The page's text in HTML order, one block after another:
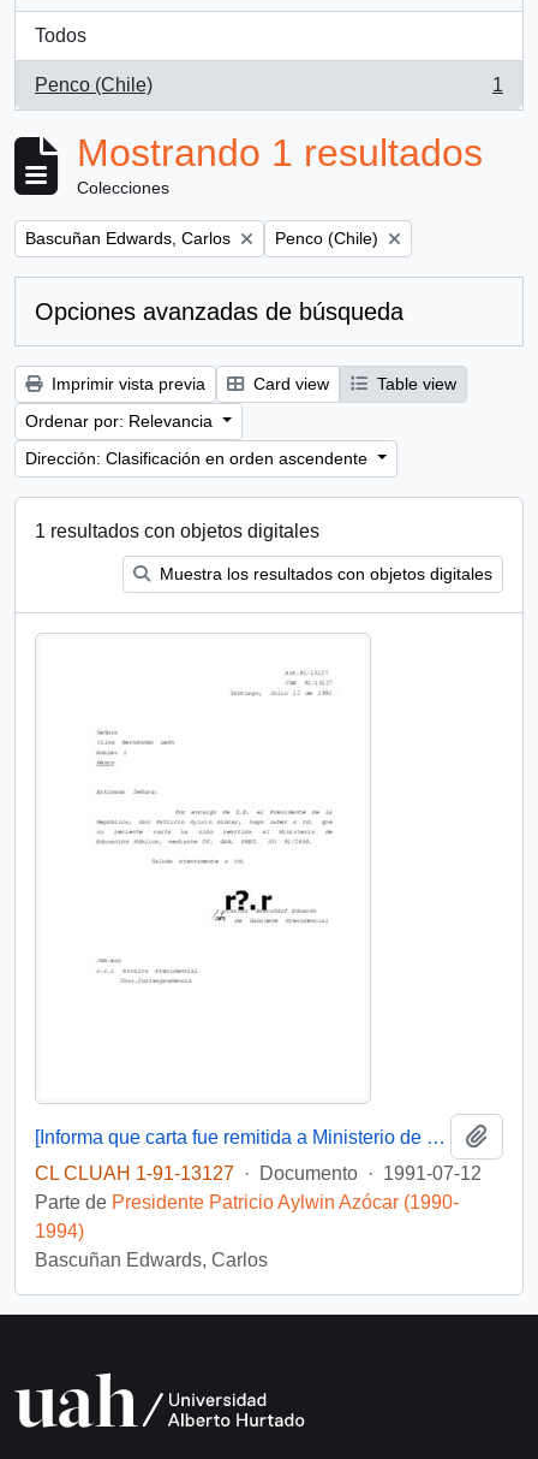
Todos
Penco (Chile)
, 1 resultados
1
Mostrando 1 resultados
Colecciones
Remove filter:
Bascuñan Edwards, Carlos Remove filter:
Penco (Chile)
Opciones avanzadas de búsqueda
Imprimir vista previa Card view
Table view
Ordenar por: Relevancia
Dirección: Clasificación en orden ascendente
1 resultados con objetos digitales
Muestra los resultados con objetos digitales
[Informa que carta fue remitida a Ministerio de Educación Pública, mediante Of. GAB. PRES. (0) 91/2438]
CL CLUAH 1-91-13127 · Documento · 1991-07-12
Parte de Presidente Patricio Aylwin Azócar (1990-
1994)
Bascuñan Edwards, Carlos